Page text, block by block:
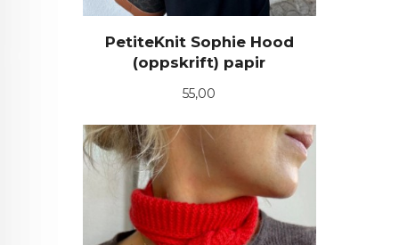
PetiteKnit Sophie Hood
(oppskrift) papir
Pris
55,00